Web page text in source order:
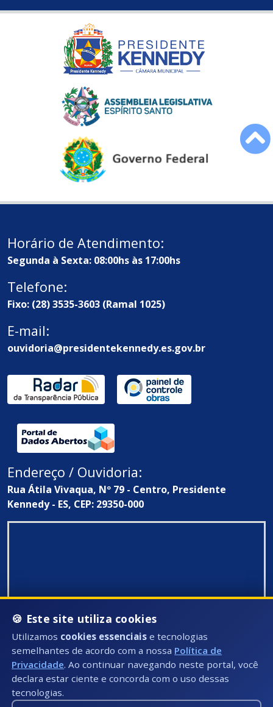
Horário de Atendimento:
Segunda à Sexta: 08:00hs às 17:00hs
Telefone:
Fixo: (28) 3535-3603 (Ramal 1025)
E-mail:
ouvidoria@presidentekennedy.es.gov.br
Endereço / Ouvidoria:
Rua Átila Vivaqua, Nº 79 - Centro, Presidente
Kennedy - ES, CEP: 29350-000
🍪 Este site utiliza cookies
Utilizamos cookies essenciais e tecnologias
semelhantes de acordo com a nossa Política de
Privacidade. Ao continuar navegando neste portal, você
declara estar ciente e concorda com o uso dessas
tecnologias.